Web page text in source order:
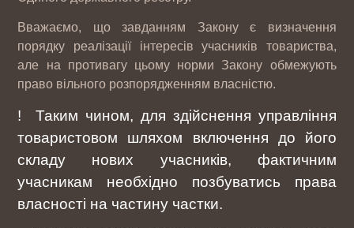
Вважаємо, що завданням Закону є визначення
порядку реалізації інтересів учасників товариства,
але на противагу цьому норми Закону обмежують
право вільного розпорядженням власністю.
!Таким чином, для здійснення управління
товаристовом шляхом включення до його
складу нових учасників, фактичним
учасникам необхідно позбуватись права
власності на частину частки.